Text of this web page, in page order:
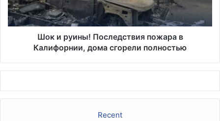
Калифорнии,
дома
сгорели
полностьюШок и руины! Последствия пожара в
Калифорнии, дома сгорели полностью
Recent